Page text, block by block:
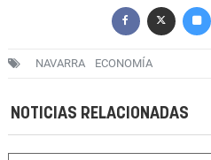
NAVARRA ECONOMÍA
NOTICIAS RELACIONADAS